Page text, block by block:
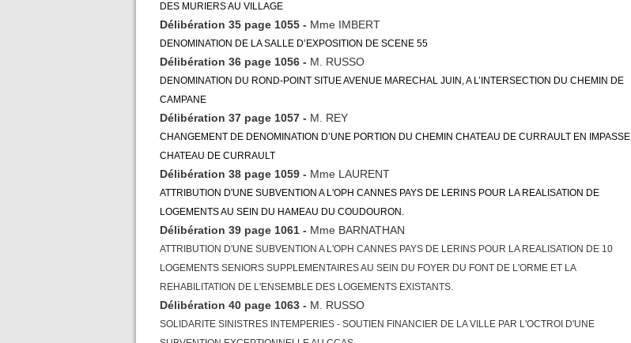
DES MURIERS AU VILLAGE
Délibération 35 page 1055 - Mme IMBERT
DENOMINATION DE LA SALLE D’EXPOSITION DE SCENE 55
Délibération 36 page 1056 - M. RUSSO
DENOMINATION DU ROND-POINT SITUE AVENUE MARECHAL JUIN, A L’INTERSECTION DU CHEMIN DE
CAMPANE
Délibération 37 page 1057 - M. REY
CHANGEMENT DE DENOMINATION D’UNE PORTION DU CHEMIN CHATEAU DE CURRAULT EN IMPASSE
CHATEAU DE CURRAULT
Délibération 38 page 1059 - Mme LAURENT
ATTRIBUTION D'UNE SUBVENTION A L'OPH CANNES PAYS DE LERINS POUR LA REALISATION DE
LOGEMENTS AU SEIN DU HAMEAU DU COUDOURON.
Délibération 39 page 1061 - Mme BARNATHAN
ATTRIBUTION D'UNE SUBVENTION A L'OPH CANNES PAYS DE LERINS POUR LA REALISATION DE 10
LOGEMENTS SENIORS SUPPLEMENTAIRES AU SEIN DU FOYER DU FONT DE L'ORME ET LA
REHABILITATION DE L'ENSEMBLE DES LOGEMENTS EXISTANTS.
Délibération 40 page 1063 - M. RUSSO
SOLIDARITE SINISTRES INTEMPERIES - SOUTIEN FINANCIER DE LA VILLE PAR L'OCTROI D'UNE